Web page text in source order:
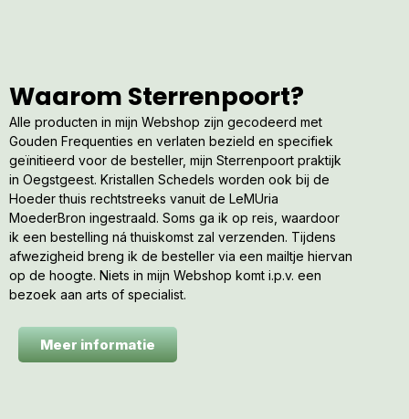
Waarom Sterrenpoort?
Alle producten in mijn Webshop zijn gecodeerd met
Gouden Frequenties en verlaten bezield en specifiek
geïnitieerd voor de besteller, mijn Sterrenpoort praktijk
in Oegstgeest. Kristallen Schedels worden ook bij de
Hoeder thuis rechtstreeks vanuit de LeMUria
MoederBron ingestraald. Soms ga ik op reis, waardoor
ik een bestelling ná thuiskomst zal verzenden. Tijdens
afwezigheid breng ik de besteller via een mailtje hiervan
op de hoogte. Niets in mijn Webshop komt i.p.v. een
bezoek aan arts of specialist.
Meer informatie